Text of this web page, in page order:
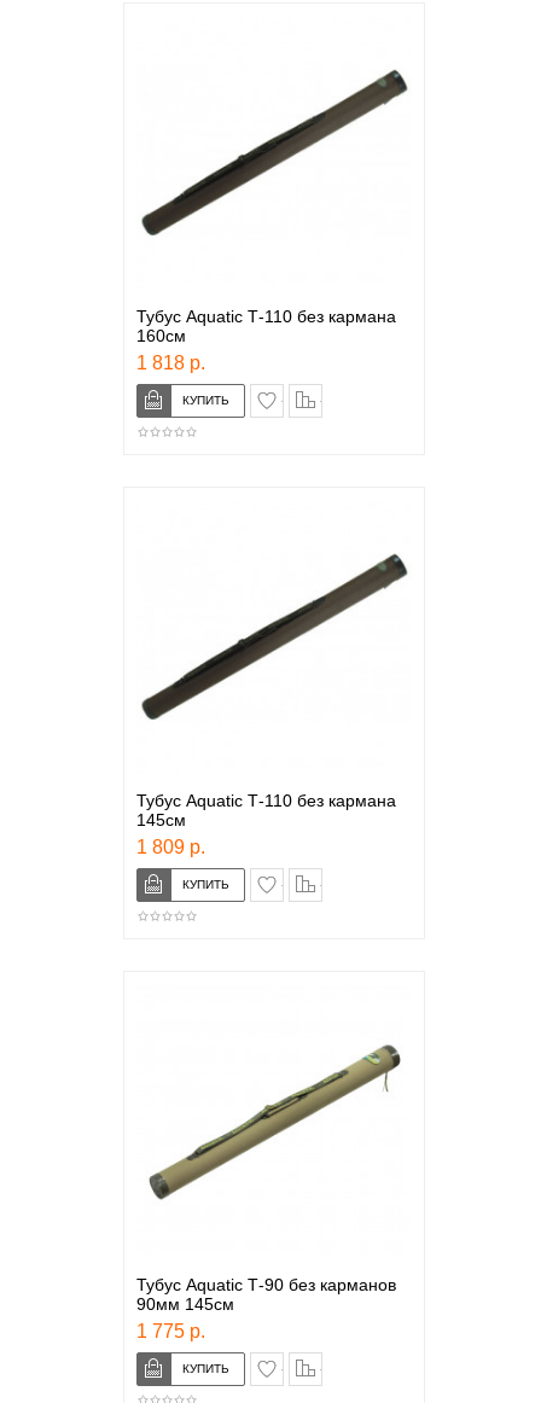
Тубус Aquatic Т-110 без кармана
160см
1 818 р.
в закладки
Тубус Aquatic Т-110 без кармана
145см
1 809 р.
в закладки
Тубус Aquatic Т-90 без карманов
90мм 145см
1 775 р.
в закладки